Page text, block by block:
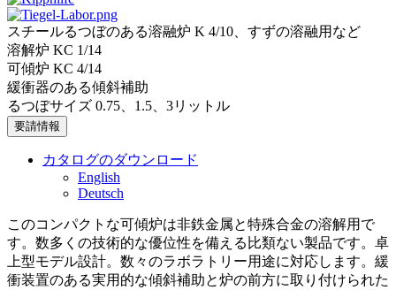
スチールるつぼのある溶融炉 K 4/10、すずの溶融用など
溶解炉 KC 1/14
可傾炉 KC 4/14
緩衝器のある傾斜補助
るつぼサイズ 0.75、1.5、3リットル
要請情報
カタログのダウンロード
English
Deutsch
このコンパクトな可傾炉は非鉄金属と特殊合金の溶解用で
す。数多くの技術的な優位性を備える比類ない製品です。卓
上型モデル設計。数々のラボラトリー用途に対応します。緩
衝装置のある実用的な傾斜補助と炉の前方に取り付けられた